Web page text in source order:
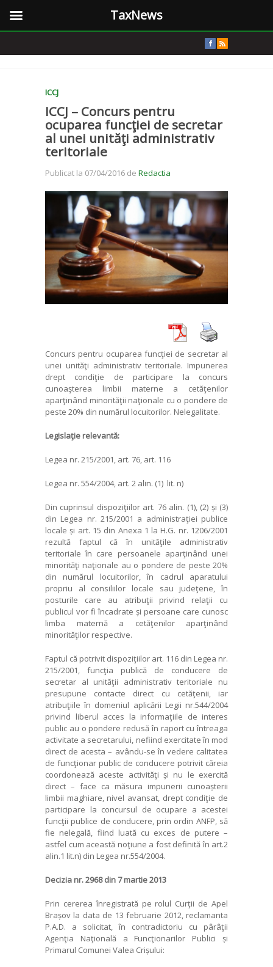
ICCJ
ICCJ – Concurs pentru
ocuparea funcţiei de secretar
al unei unităţi administrativ
teritoriale
Publicat la 07/04/2016 de Redactia
Concurs pentru ocuparea funcţiei de secretar al
unei unităţi administrativ teritoriale. Impunerea
drept condiţie de participare la concurs
cunoaşterea limbii materne a cetăţenilor
aparţinând minorităţii naţionale cu o pondere de
peste 20% din numărul locuitorilor. Nelegalitate.
Legislaţie relevantă:
Legea nr. 215/2001, art. 76, art. 116
Legea nr. 554/2004, art. 2 alin. (1) lit. n)
Din cuprinsul dispoziţiilor art. 76 alin. (1), (2) și (3)
din Legea nr. 215/2001 a administraţiei publice
locale și art. 15 din Anexa 1 la H.G. nr. 1206/2001
rezultă faptul că în unităţile administrativ
teritoriale în care persoanele aparţinând unei
minorităţi naţionale au o pondere de peste 20%
din numărul locuitorilor, în cadrul aparatului
propriu al consiliilor locale sau judeţene, în
posturile care au atribuţii privind relaţii cu
publicul vor fi încadrate și persoane care cunosc
limba maternă a cetăţenilor aparţinând
minorităţilor respective.
Faptul că potrivit dispoziţiilor art. 116 din Legea nr.
215/2001, funcţia publică de conducere de
secretar al unităţii administrativ teritoriale nu
presupune contacte direct cu cetăţenii, iar
atribuţiile în domeniul aplicării Legii nr.544/2004
privind liberul acces la informaţiile de interes
public au o pondere redusă în raport cu întreaga
activitate a secretarului, nefiind exercitate în mod
direct de acesta – avându-se în vedere calitatea
de funcţionar public de conducere potrivit căreia
coordonează aceste activităţi și nu le exercită
direct – face ca măsura impunerii cunoașterii
limbii maghiare, nivel avansat, drept condiţie de
participare la concursul de ocupare a acestei
funcţii publice de conducere, prin ordin ANFP, să
fie nelegală, fiind luată cu exces de putere –
astfel cum această noţiune a fost definită în art.2
alin.1 lit.n) din Legea nr.554/2004.
Decizia nr. 2968 din 7 martie 2013
Prin cererea înregistrată pe rolul Curţii de Apel
Brașov la data de 13 februarie 2012, reclamanta
P.A.D. a solicitat, în contradictoriu cu pârâţii
Agenţia Naţională a Funcţionarilor Publici și
Primarul Comunei Valea Crișului:
TaxNews